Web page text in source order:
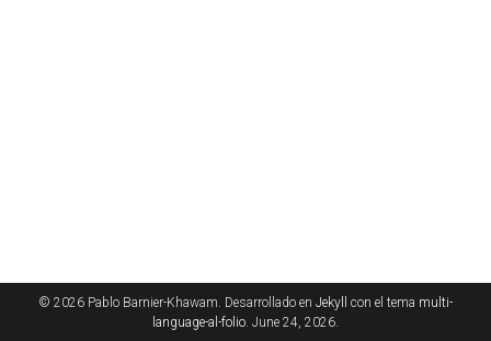
© 2026 Pablo Barnier-Khawam. Desarrollado en Jekyll con el tema multi-
language-al-folio. June 24, 2026.